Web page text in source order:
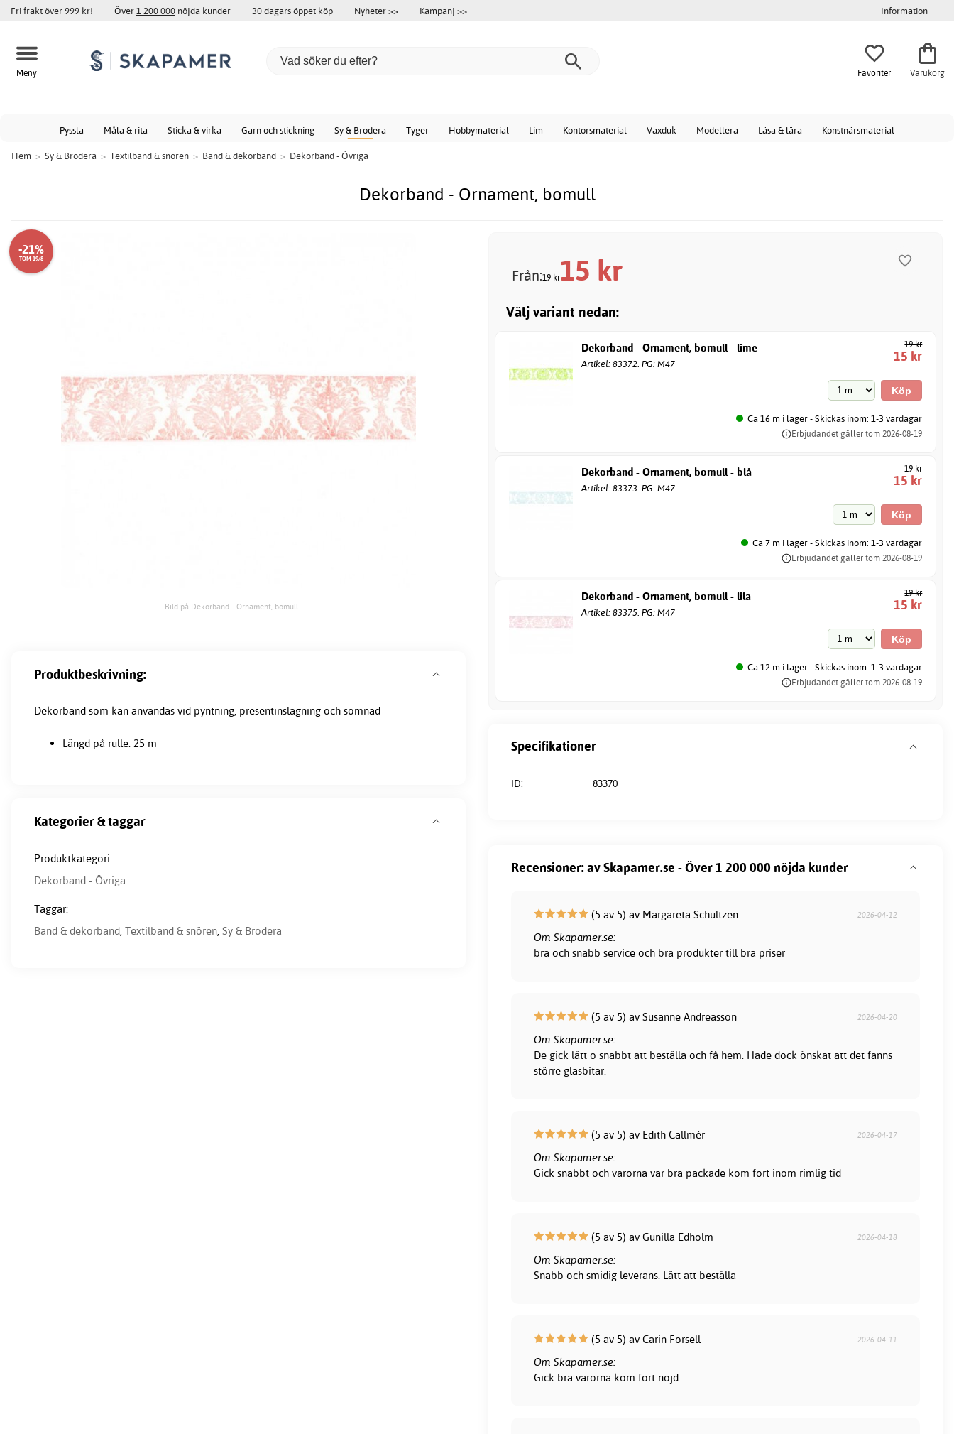
Fri frakt över 999 kr! Över1 200 000 nöjda kunder 30 dagars öppet köp Nyheter >> Kampanj >> Information
Meny Favoriter Varukorg
Pyssla Måla & rita Sticka & virka Garn och stickning Sy & Brodera Tyger Hobbymaterial Lim Kontorsmaterial Vaxduk Modellera Läsa & lära Konstnärsmaterial
Hem > Sy & Brodera > Textilband & snören > Band & dekorband > Dekorband - Övriga
Dekorband - Ornament, bomull
-21%
TOM 19/8
Bild på Dekorband - Ornament, bomull
Från:19 kr15 kr
Välj variant nedan:
Dekorband - Ornament, bomull - lime
Artikel: 83372. PG: M47
19 kr
15 kr
Ca 16 m i lager - Skickas inom: 1-3 vardagar
Erbjudandet gäller tom 2026-08-19
Dekorband - Ornament, bomull - blå
Artikel: 83373. PG: M47
19 kr
15 kr
Ca 7 m i lager - Skickas inom: 1-3 vardagar
Erbjudandet gäller tom 2026-08-19
Dekorband - Ornament, bomull - lila
Artikel: 83375. PG: M47
19 kr
15 kr
Ca 12 m i lager - Skickas inom: 1-3 vardagar
Erbjudandet gäller tom 2026-08-19
Produktbeskrivning:
Dekorband som kan användas vid pyntning, presentinslagning och sömnad
Längd på rulle: 25 m Specifikationer
ID: 83370
Kategorier & taggar
Produktkategori:
Dekorband - Övriga
Taggar:
Band & dekorband, Textilband & snören, Sy & Brodera
Recensioner: av Skapamer.se - Över 1 200 000 nöjda kunder
(5 av 5) av Margareta Schultzen 2026-04-12
Om Skapamer.se:
bra och snabb service och bra produkter till bra priser
(5 av 5) av Susanne Andreasson 2026-04-20
Om Skapamer.se:
De gick lätt o snabbt att beställa och få hem. Hade dock önskat att det fanns
större glasbitar.
(5 av 5) av Edith Callmér 2026-04-17
Om Skapamer.se:
Gick snabbt och varorna var bra packade kom fort inom rimlig tid
(5 av 5) av Gunilla Edholm 2026-04-18
Om Skapamer.se:
Snabb och smidig leverans. Lätt att beställa
(5 av 5) av Carin Forsell 2026-04-11
Om Skapamer.se:
Gick bra varorna kom fort nöjd